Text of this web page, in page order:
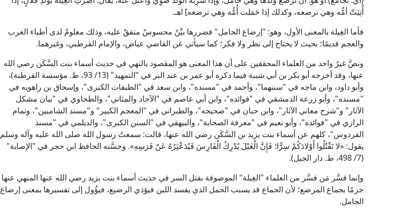
أُتِيَتْ أمُّه وهي ترضعه، وكذلك إذا حَمَلت أُمُّه وهي ترضعه] اهـ.
فأما الغِيلة بالمعنى الأول، وهو: "إرضاع الحامل" فضررها بيِّنٌ محسوسٌ متفقٌ عليه، وذلك معلومٌ لدى أطباء العرب
والعجم قديمًا؛ بحيث لا يحتاج إلى نظر ولا فكر؛ كما سيأتي عن القاضي عياض، والإمام القرطبي، وغيرهما.
ونصَّ غيرُ واحد من العلماء المحققين على أن هذا المعنى هو المقصود بالنهي في حديث أسماء بنت السَّكَن رضي الله
عنها، وقد أخرجه أبو بكر بن أبي شيبة فيما ذكره أبو عمر بن عبد البر في "التمهيد" (13/ 93، ط. مؤسسة القرطبة)،
وأبو داود، وابن ماجه في "سننهما"، وأحمد في "مسنده"، وابن سعد في "الطبقات الكبرى"، وإسحاق بن راهويه في
"مسنده"، وأبو زرعة الدمشقي في "فوائده"، وابن أبي عاصم في "الآحاد والمثاني"، والطحاوي في "بيان مشكل
الآثار" و"شرح معاني الآثار"، وابن حبان في "صحيحه"، والطبراني في "المعجم الكبير" و"مسند الشاميين"، وتمام
الرازي في "فوائده"، وأبو نعيم في "معرفة الصحابة"، والبيهقي في "السنن الكبرى"، والديلمي في "مسند
الفردوس"، كلهم عن أسماء بنت يزيد بن السَّكَن رضي الله عنها، قالت: سمعتُ رسول الله صلى الله عليه وآله وسلم
يقول: «لا تَقْتُلُوا أَوْلادَكُمْ سِرًّا؛ فَإِنَّ الْغَيْلَ يُدْرِكُ الْفَارِسَ فَيُدَعْثِرُهُ عَنْ فَرَسِهِ». وحسَّنه الحافظ ابن حجر في "الإصابة"
(7/ 498، ط. دار الجيل).
وإنما فسَّر مَن فسَّر من العلماء "الغِيلة" الموصوفة بقتل السر في حديث أسماء بنت يزيد رضي الله عنها المنهي عنها
جزمًا بجماع المرضع؛ لأن الجماع قد يسبب الحمل الذي يفسد اللبن فيؤذي الرضيع، فيؤُول إلى تفسيرها بمعنى إرضاع
الحامل.